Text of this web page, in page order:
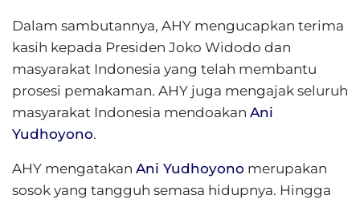
Dalam sambutannya, AHY mengucapkan terima
kasih kepada Presiden Joko Widodo dan
masyarakat Indonesia yang telah membantu
prosesi pemakaman. AHY juga mengajak seluruh
masyarakat Indonesia mendoakan Ani
Yudhoyono.
AHY mengatakan Ani Yudhoyono merupakan
sosok yang tangguh semasa hidupnya. Hingga